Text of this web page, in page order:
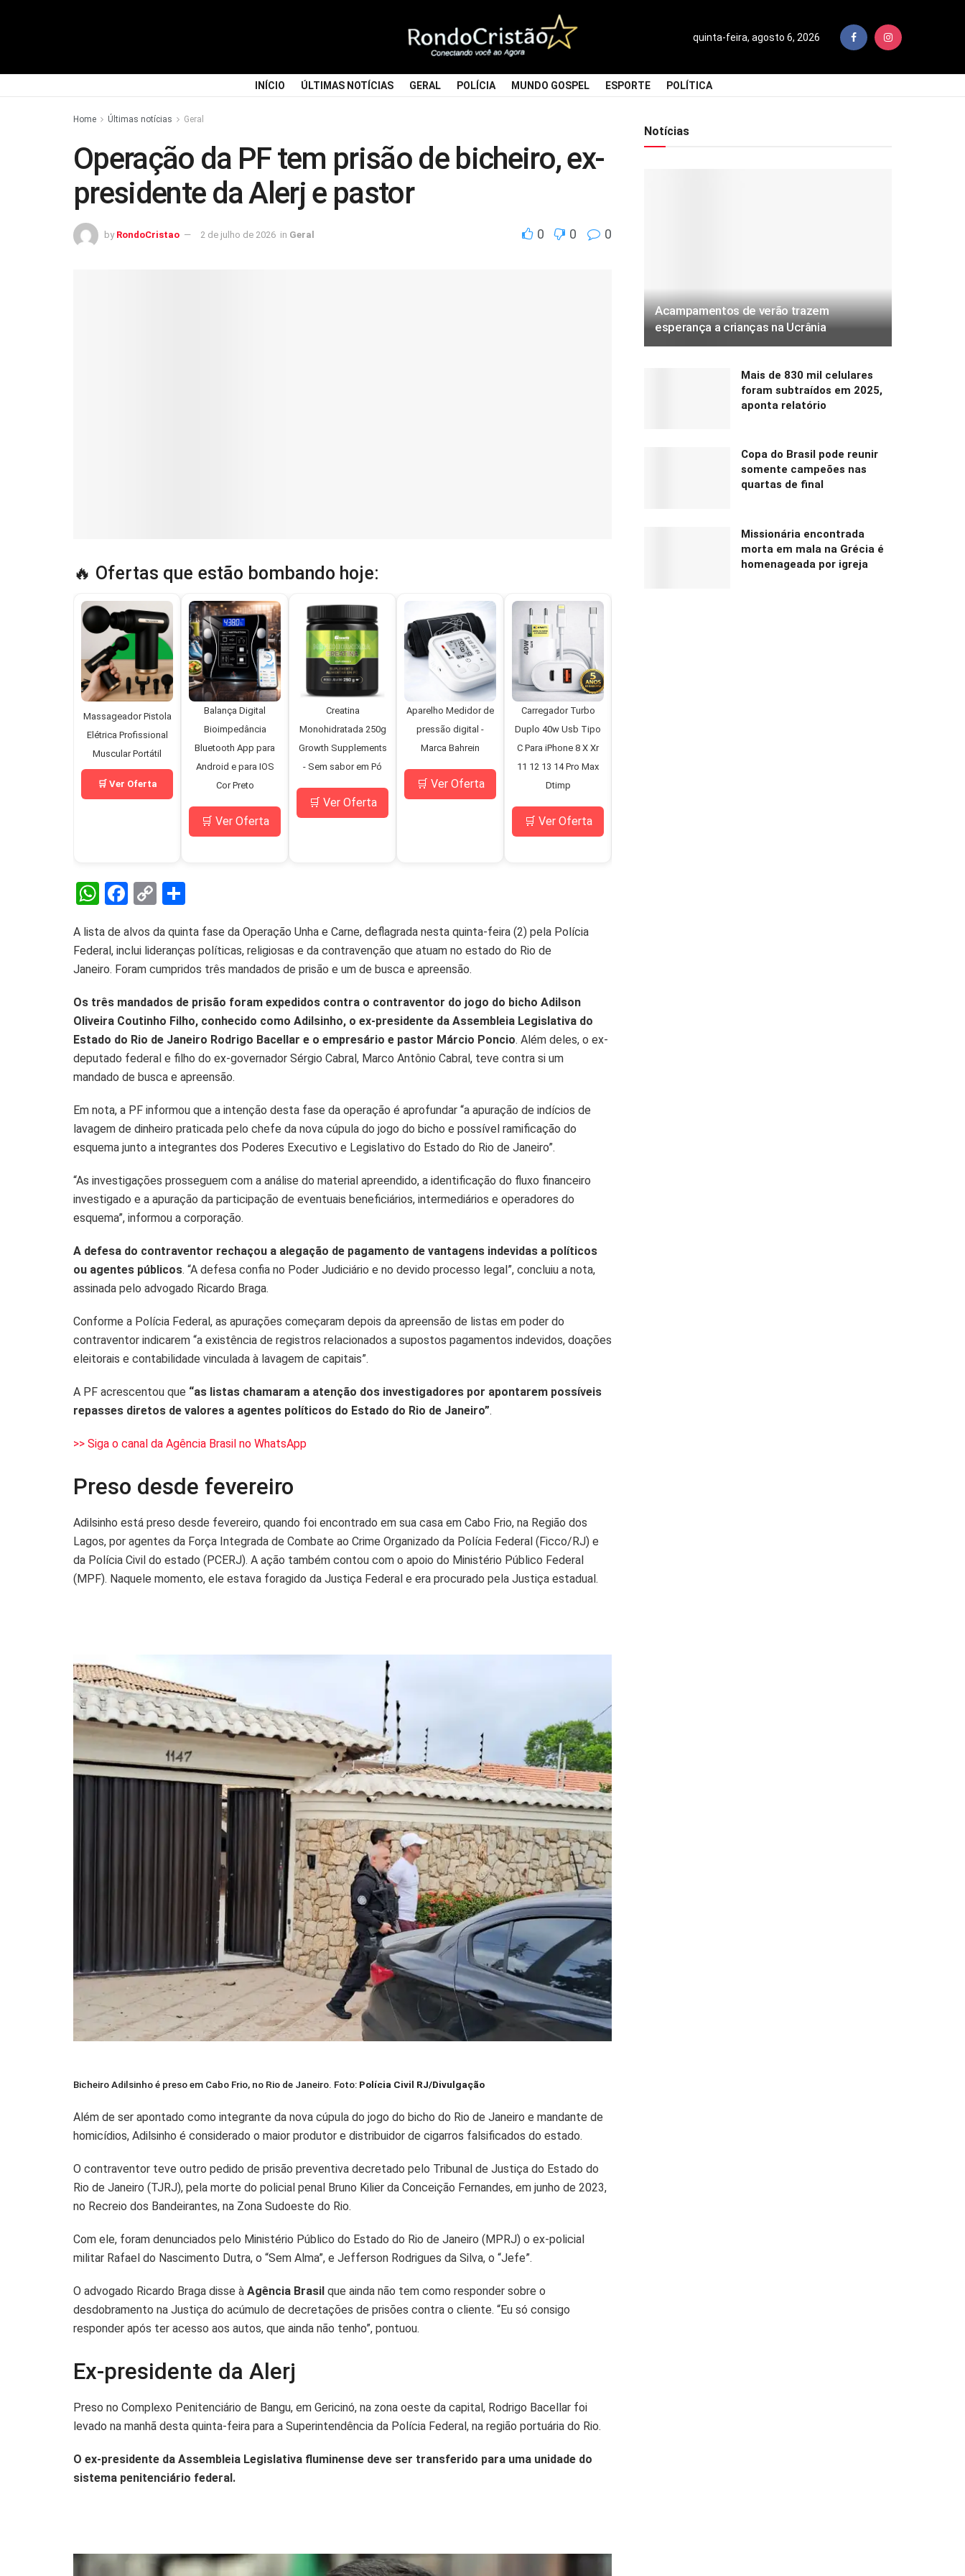
quinta-feira, agosto 6, 2026
INÍCIO ÚLTIMAS NOTÍCIAS GERAL POLÍCIA MUNDO GOSPEL ESPORTE POLÍTICA
Home Últimas notícias Geral
Operação da PF tem prisão de bicheiro, ex-
presidente da Alerj e pastor
by RondoCristao 2 de julho de 2026 in Geral 0 0 0
🔥 Ofertas que estão bombando hoje:
Massageador Pistola
Elétrica Profissional
Muscular Portátil
🛒 Ver Oferta
Balança Digital
Bioimpedância
Bluetooth App para
Android e para IOS
Cor Preto
🛒 Ver Oferta
Creatina
Monohidratada 250g
Growth Supplements
- Sem sabor em Pó
🛒 Ver Oferta
Aparelho Medidor de
pressão digital -
Marca Bahrein
🛒 Ver Oferta
Carregador Turbo
Duplo 40w Usb Tipo
C Para iPhone 8 X Xr
11 12 13 14 Pro Max
Dtimp
🛒 Ver Oferta
W
at
s
p
p
F
ce
b
o
k
C
py
Li
k
ar
e
A lista de alvos da quinta fase da Operação Unha e Carne, deflagrada nesta quinta-feira (2) pela Polícia
Federal, inclui lideranças políticas, religiosas e da contravenção que atuam no estado do Rio de
Janeiro. Foram cumpridos três mandados de prisão e um de busca e apreensão.
Os três mandados de prisão foram expedidos contra o contraventor do jogo do bicho Adilson
Oliveira Coutinho Filho, conhecido como Adilsinho, o ex-presidente da Assembleia Legislativa do
Estado do Rio de Janeiro Rodrigo Bacellar e o empresário e pastor Márcio Poncio. Além deles, o ex-
deputado federal e filho do ex-governador Sérgio Cabral, Marco Antônio Cabral, teve contra si um
mandado de busca e apreensão.
Em nota, a PF informou que a intenção desta fase da operação é aprofundar “a apuração de indícios de
lavagem de dinheiro praticada pelo chefe da nova cúpula do jogo do bicho e possível ramificação do
esquema junto a integrantes dos Poderes Executivo e Legislativo do Estado do Rio de Janeiro”.
“As investigações prosseguem com a análise do material apreendido, a identificação do fluxo financeiro
investigado e a apuração da participação de eventuais beneficiários, intermediários e operadores do
esquema”, informou a corporação.
A defesa do contraventor rechaçou a alegação de pagamento de vantagens indevidas a políticos
ou agentes públicos. “A defesa confia no Poder Judiciário e no devido processo legal”, concluiu a nota,
assinada pelo advogado Ricardo Braga.
Conforme a Polícia Federal, as apurações começaram depois da apreensão de listas em poder do
contraventor indicarem “a existência de registros relacionados a supostos pagamentos indevidos, doações
eleitorais e contabilidade vinculada à lavagem de capitais”.
A PF acrescentou que “as listas chamaram a atenção dos investigadores por apontarem possíveis
repasses diretos de valores a agentes políticos do Estado do Rio de Janeiro”.
>> Siga o canal da Agência Brasil no WhatsApp
Preso desde fevereiro
Adilsinho está preso desde fevereiro, quando foi encontrado em sua casa em Cabo Frio, na Região dos
Lagos, por agentes da Força Integrada de Combate ao Crime Organizado da Polícia Federal (Ficco/RJ) e
da Polícia Civil do estado (PCERJ). A ação também contou com o apoio do Ministério Público Federal
(MPF). Naquele momento, ele estava foragido da Justiça Federal e era procurado pela Justiça estadual.
Bicheiro Adilsinho é preso em Cabo Frio, no Rio de Janeiro. Foto: Polícia Civil RJ/Divulgação
Além de ser apontado como integrante da nova cúpula do jogo do bicho do Rio de Janeiro e mandante de
homicídios, Adilsinho é considerado o maior produtor e distribuidor de cigarros falsificados do estado.
O contraventor teve outro pedido de prisão preventiva decretado pelo Tribunal de Justiça do Estado do
Rio de Janeiro (TJRJ), pela morte do policial penal Bruno Kilier da Conceição Fernandes, em junho de 2023,
no Recreio dos Bandeirantes, na Zona Sudoeste do Rio.
Com ele, foram denunciados pelo Ministério Público do Estado do Rio de Janeiro (MPRJ) o ex-policial
militar Rafael do Nascimento Dutra, o “Sem Alma”, e Jefferson Rodrigues da Silva, o “Jefe”.
O advogado Ricardo Braga disse à Agência Brasil que ainda não tem como responder sobre o
desdobramento na Justiça do acúmulo de decretações de prisões contra o cliente. “Eu só consigo
responder após ter acesso aos autos, que ainda não tenho”, pontuou.
Ex-presidente da Alerj
Preso no Complexo Penitenciário de Bangu, em Gericinó, na zona oeste da capital, Rodrigo Bacellar foi
levado na manhã desta quinta-feira para a Superintendência da Polícia Federal, na região portuária do Rio.
O ex-presidente da Assembleia Legislativa fluminense deve ser transferido para uma unidade do
sistema penitenciário federal.
Notícias
Acampamentos de verão trazem
esperança a crianças na Ucrânia
Mais de 830 mil celulares
foram subtraídos em 2025,
aponta relatório
Copa do Brasil pode reunir
somente campeões nas
quartas de final
Missionária encontrada
morta em mala na Grécia é
homenageada por igreja